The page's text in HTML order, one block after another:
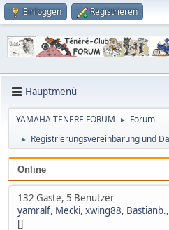
Einloggen Registrieren
Hauptmenü
YAMAHA TENERE FORUM ► Forum
► Registrierungsvereinbarung und
Online
132 Gäste, 5 Benutzer
yamralf, Mecki, xwing88, Bastianb.,
[]